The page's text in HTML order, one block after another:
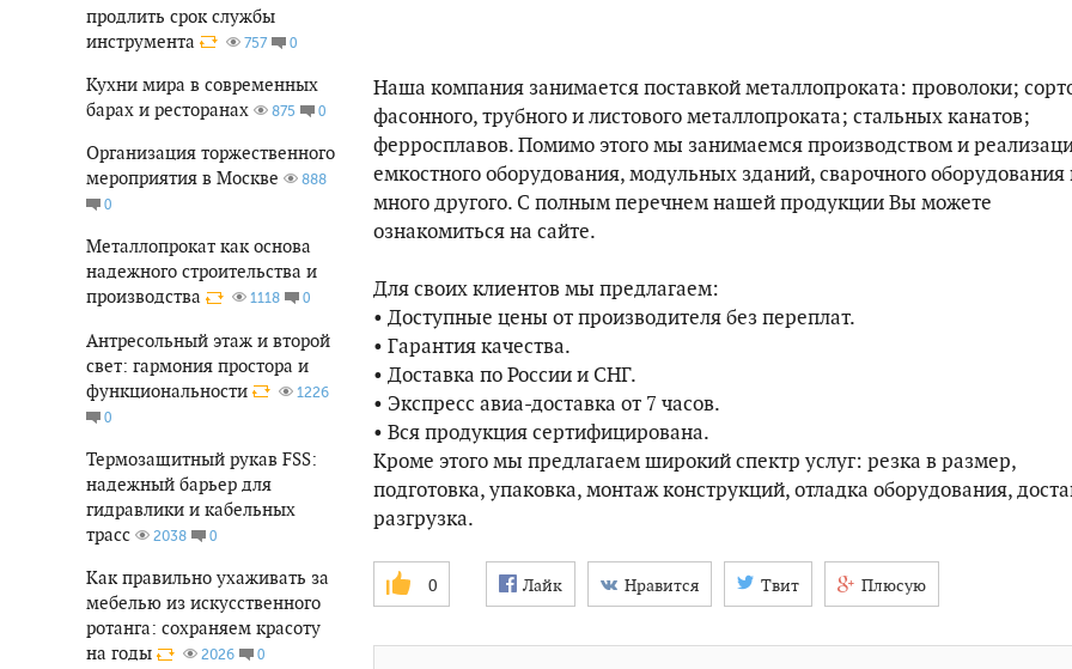
продлить срок службы
инструмента
757 0
Кухни мира в современных
барах и ресторанах
875 0
Организация торжественного
мероприятия в Москве
888
0
Металлопрокат как основа
надежного строительства и
производства
1118 0
Антресольный этаж и второй
свет: гармония простора и
функциональности
1226
0
Термозащитный рукав FSS:
надежный барьер для
гидравлики и кабельных
трасс
2038 0
Как правильно ухаживать за
мебелью из искусственного
ротанга: сохраняем красоту
на годы
2026 0
Наша компания занимается поставкой металлопроката: проволоки;
фасонного, трубного и листового металлопроката; стальных канатов;
ферросплавов. Помимо этого мы занимаемся производством и
емкостного оборудования, модульных зданий, сварочного оборудования
много другого. С полным перечнем нашей продукции Вы можете
ознакомиться на сайте.
Для своих клиентов мы предлагаем:
• Доступные цены от производителя без переплат.
• Гарантия качества.
• Доставка по России и СНГ.
• Экспресс авиа-доставка от 7 часов.
• Вся продукция сертифицирована.
Кроме этого мы предлагаем широкий спектр услуг: резка в размер,
подготовка, упаковка, монтаж конструкций, отладка оборудования,
разгрузка.
0 Лайк Нравится Твит Плюсую